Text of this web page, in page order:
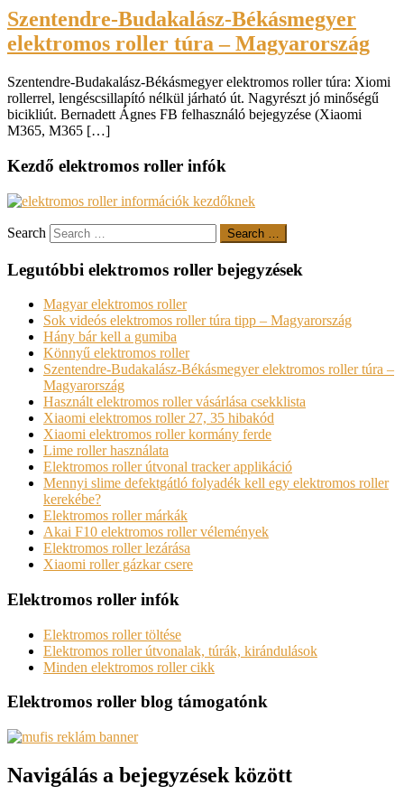
Szentendre-Budakalász-Békásmegyer
elektromos roller túra – Magyarország
Szentendre-Budakalász-Békásmegyer elektromos roller túra: Xiomi
rollerrel, lengéscsillapító nélkül járható út. Nagyrészt jó minőségű
bicikliút. Bernadett Ágnes FB felhasználó bejegyzése (Xiaomi
M365, M365 […]
Kezdő elektromos roller infók
Search Search …
Legutóbbi elektromos roller bejegyzések
Magyar elektromos roller
Sok videós elektromos roller túra tipp – Magyarország
Hány bár kell a gumiba
Könnyű elektromos roller
Szentendre-Budakalász-Békásmegyer elektromos roller túra –
Magyarország
Használt elektromos roller vásárlása csekklista
Xiaomi elektromos roller 27, 35 hibakód
Xiaomi elektromos roller kormány ferde
Lime roller használata
Elektromos roller útvonal tracker applikáció
Mennyi slime defektgátló folyadék kell egy elektromos roller
kerekébe?
Elektromos roller márkák
Akai F10 elektromos roller vélemények
Elektromos roller lezárása
Xiaomi roller gázkar csere
Elektromos roller infók
Elektromos roller töltése
Elektromos roller útvonalak, túrák, kirándulások
Minden elektromos roller cikk
Elektromos roller blog támogatónk
Navigálás a bejegyzések között